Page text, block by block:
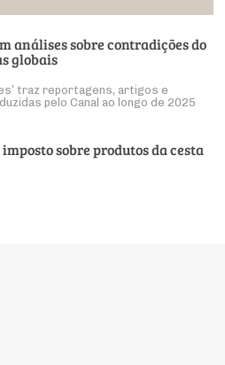
análises sobre contradições do
globais
traz reportagens, artigos e
pelo Canal ao longo de 2025
sobre produtos da cesta